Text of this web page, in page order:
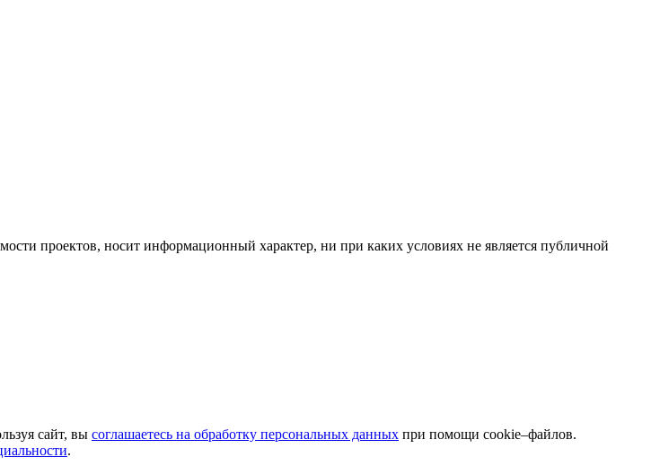
проектов, носит информационный характер, ни при каких условиях не является публичной
сайт, вы соглашаетесь на обработку персональных данных при помощи cookie–файлов.
.